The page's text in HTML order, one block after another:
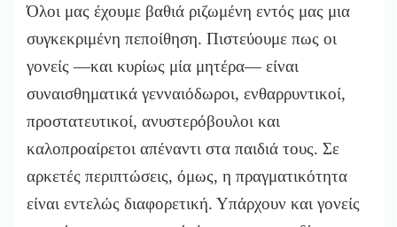
Όλοι μας έχουμε βαθιά ριζωμένη εντός μας μια
συγκεκριμένη πεποίθηση. Πιστεύουμε πως οι
γονείς —και κυρίως μία μητέρα— είναι
συναισθηματικά γενναιόδωροι, ενθαρρυντικοί,
προστατευτικοί, ανυστερόβουλοι και
καλοπροαίρετοι απέναντι στα παιδιά τους. Σε
αρκετές περιπτώσεις, όμως, η πραγματικότητα
είναι εντελώς διαφορετική. Υπάρχουν και γονείς